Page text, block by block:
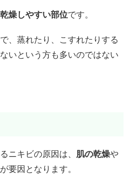
燥しやすい部位です。
、蒸れたり、こすれたりする
いという方も多いのではない
ニキビの原因は、 肌の乾燥や
が要因となります。